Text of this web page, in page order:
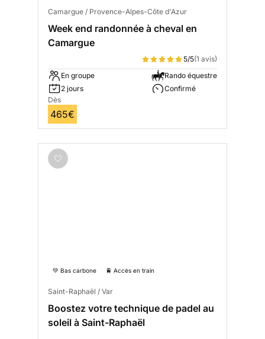
Camargue / Provence-Alpes-Côte d'Azur
Week end randonnée à cheval en
Camargue
5/5(1 avis)
En groupe
2 jours
Rando équestre
Confirmé
Dès
465€
💚 Bas carbone 🚆 Accès en train
Saint-Raphaël / Var
Boostez votre technique de padel au
soleil à Saint-Raphaël